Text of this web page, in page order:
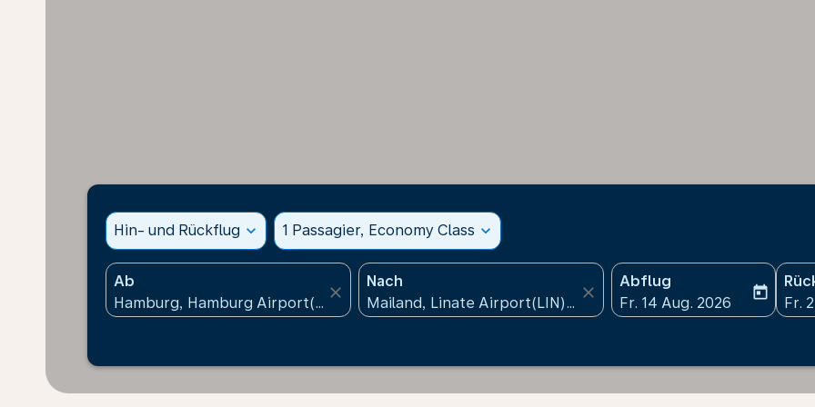
Hin- und Rückflug expand_more 1 Passagier, Economy Class expand_more
Ab
close
Nach
close
Abflug
fc-booking-departure-
Fr. 14 Aug. 2026
today
fc-
Fr.